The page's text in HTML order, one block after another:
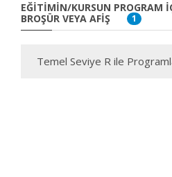
EĞITIMIN/KURSUN PROGRAM
BROŞÜR VEYA AFIŞ
1
Temel Seviye R ile